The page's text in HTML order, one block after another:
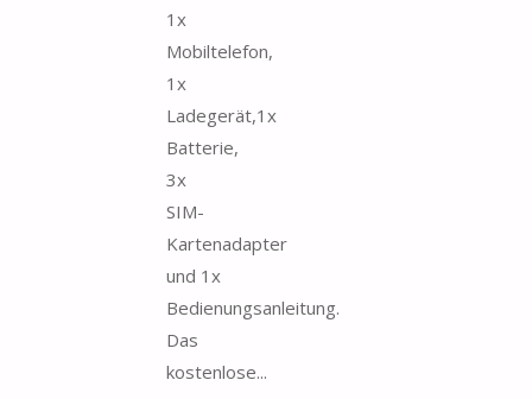
1x
Mobiltelefon,
1x
Ladegerät,1x
Batterie,
3x
SIM-
Kartenadapter
und 1x
Bedienungsanleitung.
Das
kostenlose...